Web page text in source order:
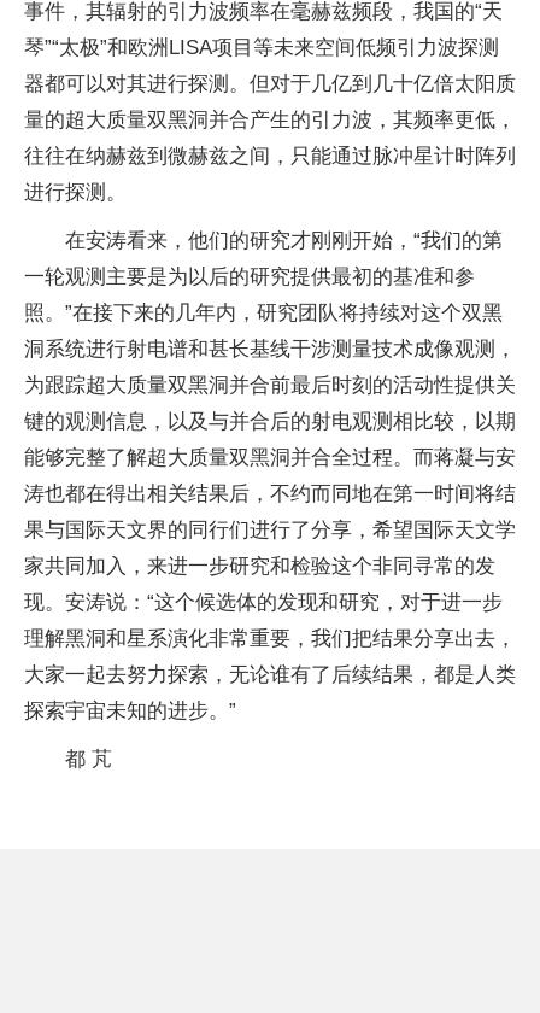
事件，其辐射的引力波频率在毫赫兹频段，我国的“天
琴”“太极”和欧洲LISA项目等未来空间低频引力波探测
器都可以对其进行探测。但对于几亿到几十亿倍太阳质
量的超大质量双黑洞并合产生的引力波，其频率更低，
往往在纳赫兹到微赫兹之间，只能通过脉冲星计时阵列
进行探测。
在安涛看来，他们的研究才刚刚开始，“我们的第
一轮观测主要是为以后的研究提供最初的基准和参
照。”在接下来的几年内，研究团队将持续对这个双黑
洞系统进行射电谱和甚长基线干涉测量技术成像观测，
为跟踪超大质量双黑洞并合前最后时刻的活动性提供关
键的观测信息，以及与并合后的射电观测相比较，以期
能够完整了解超大质量双黑洞并合全过程。而蒋凝与安
涛也都在得出相关结果后，不约而同地在第一时间将结
果与国际天文界的同行们进行了分享，希望国际天文学
家共同加入，来进一步研究和检验这个非同寻常的发
现。安涛说：“这个候选体的发现和研究，对于进一步
理解黑洞和星系演化非常重要，我们把结果分享出去，
大家一起去努力探索，无论谁有了后续结果，都是人类
探索宇宙未知的进步。”
都 芃